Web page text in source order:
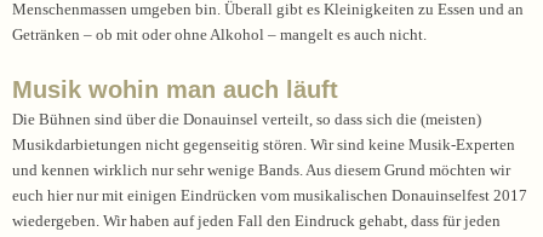
Menschenmassen umgeben bin. Überall gibt es Kleinigkeiten zu Essen und an
Getränken – ob mit oder ohne Alkohol – mangelt es auch nicht.
Musik wohin man auch läuft
Die Bühnen sind über die Donauinsel verteilt, so dass sich die (meisten)
Musikdarbietungen nicht gegenseitig stören. Wir sind keine Musik-Experten
und kennen wirklich nur sehr wenige Bands. Aus diesem Grund möchten wir
euch hier nur mit einigen Eindrücken vom musikalischen Donauinselfest 2017
wiedergeben. Wir haben auf jeden Fall den Eindruck gehabt, dass für jeden